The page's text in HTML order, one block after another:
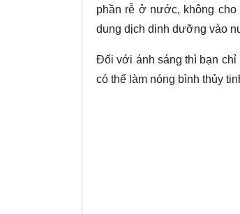
phần rễ ở nước, không cho
dung dịch dinh dưỡng vào
Đối với ánh sáng thì bạn chỉ
có thể làm nóng bình thủy